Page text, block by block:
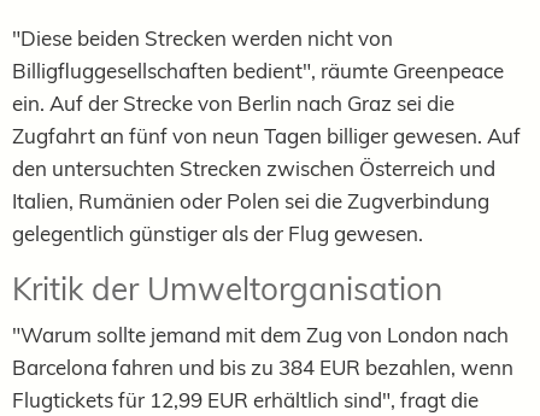
"Diese beiden Strecken werden nicht von
Billigfluggesellschaften bedient", räumte Greenpeace
ein. Auf der Strecke von Berlin nach Graz sei die
Zugfahrt an fünf von neun Tagen billiger gewesen. Auf
den untersuchten Strecken zwischen Österreich und
Italien, Rumänien oder Polen sei die Zugverbindung
gelegentlich günstiger als der Flug gewesen.
Kritik der Umweltorganisation
"Warum sollte jemand mit dem Zug von London nach
Barcelona fahren und bis zu 384 EUR bezahlen, wenn
Flugtickets für 12,99 EUR erhältlich sind", fragt die